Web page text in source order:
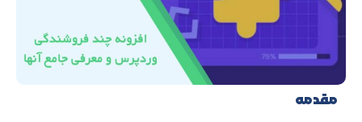
مقدمه